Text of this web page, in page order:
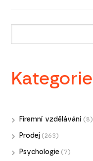
Kategorie
Firemní vzdělávání (8)
Prodej (263)
Psychologie (7)